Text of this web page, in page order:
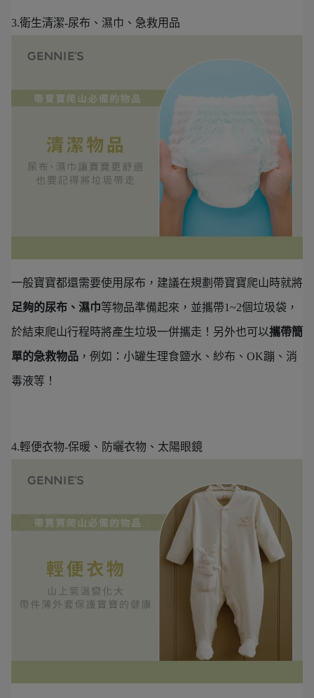
3.衛生清潔-尿布、濕巾、急救用品
一般寶寶都還需要使用尿布，建議在規劃帶寶寶爬山時就將
足夠的尿布、濕巾等物品準備起來，並攜帶1~2個垃圾袋，
於結束爬山行程時將產生垃圾一併攜走！另外也可以攜帶簡
單的急救物品 ，例如：小罐生理食鹽水、紗布、OK蹦、消
毒液等！
4.輕便衣物-保暖、防曬衣物、太陽眼鏡